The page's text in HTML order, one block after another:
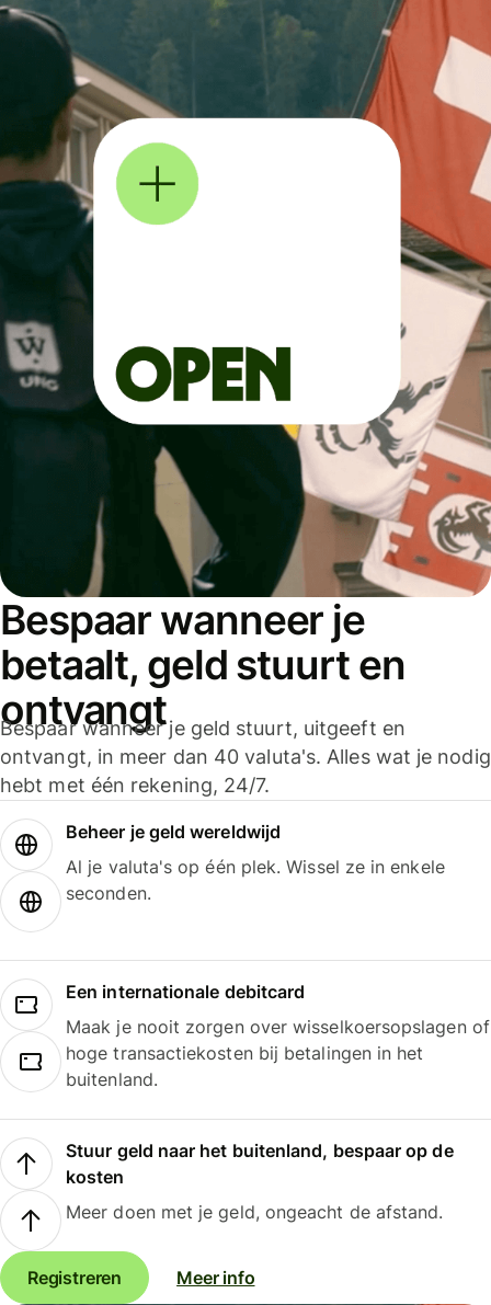
Bespaar wanneer je
betaalt, geld stuurt en
ontvangt
Bespaar wanneer je geld stuurt, uitgeeft en
ontvangt, in meer dan 40 valuta's. Alles wat je nodig
hebt met één rekening, 24/7.
Beheer je geld wereldwijd
Al je valuta's op één plek. Wissel ze in enkele
seconden.
Een internationale debitcard
Maak je nooit zorgen over wisselkoersopslagen of
hoge transactiekosten bij betalingen in het
buitenland.
Stuur geld naar het buitenland, bespaar op de
kosten
Meer doen met je geld, ongeacht de afstand.
Registreren Meer info